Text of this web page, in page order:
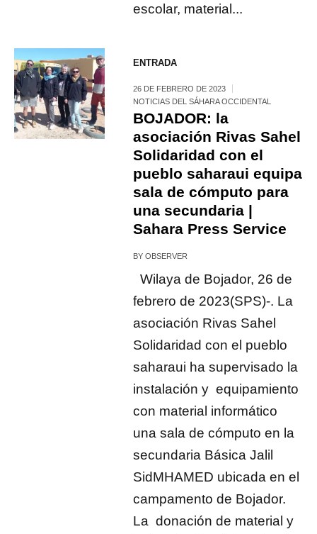
escolar, material...
ENTRADA
26 DE FEBRERO DE 2023
NOTICIAS DEL SÁHARA OCCIDENTAL
BOJADOR: la
asociación Rivas Sahel
Solidaridad con el
pueblo saharaui equipa
sala de cómputo para
una secundaria |
Sahara Press Service
BYOBSERVER
Wilaya de Bojador, 26 de
febrero de 2023(SPS)-. La
asociación Rivas Sahel
Solidaridad con el pueblo
saharaui ha supervisado la
instalación y equipamiento
con material informático
una sala de cómputo en la
secundaria Básica Jalil
SidMHAMED ubicada en el
campamento de Bojador.
La donación de material y